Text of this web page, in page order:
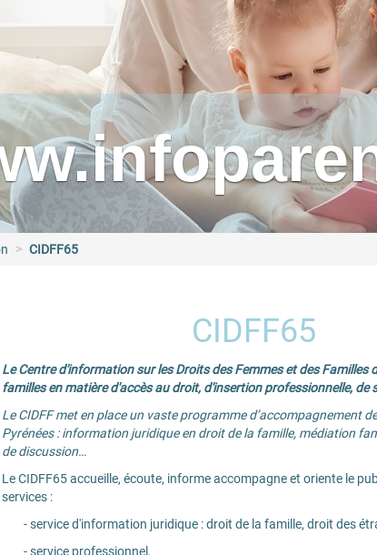
CIDFF65
CIDFF65
Le Centre d'information sur les Droits des Femmes et des
familles en matière d'accès au droit, d'insertion professionnelle,
Le CIDFF met en place un vaste programme d’accompagnement
Pyrénées : information juridique en droit de la famille, médiation
de discussion…
Le CIDFF65 accueille, écoute, informe accompagne et oriente le
services :
- service d'information juridique : droit de la famille, droit des
- service professionnel,